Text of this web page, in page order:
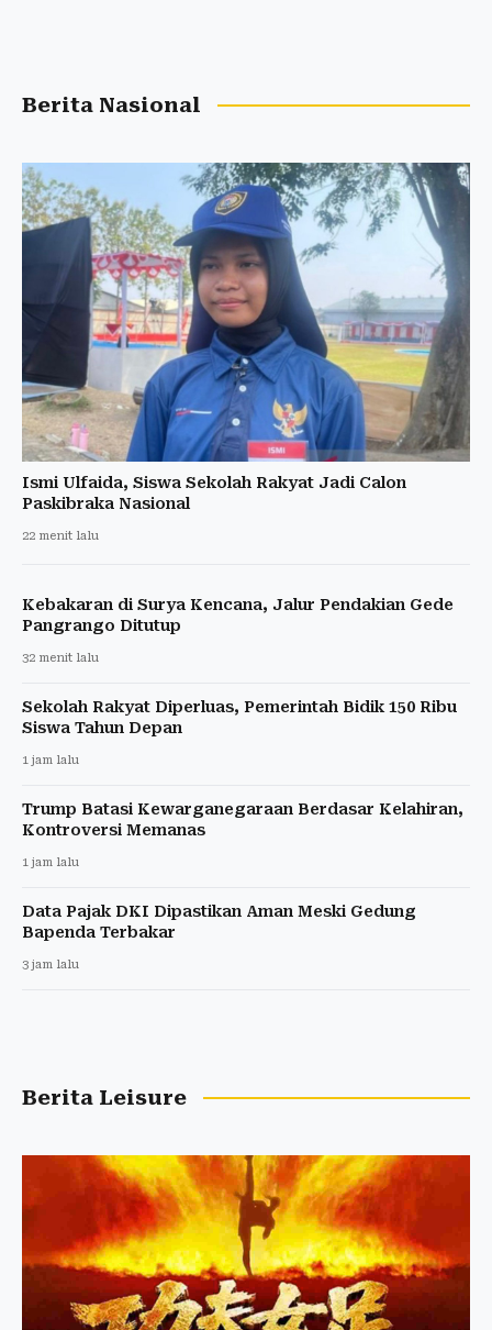
Berita Nasional
Ismi Ulfaida, Siswa Sekolah Rakyat Jadi Calon
Paskibraka Nasional
22 menit lalu
Kebakaran di Surya Kencana, Jalur Pendakian Gede
Pangrango Ditutup
32 menit lalu
Sekolah Rakyat Diperluas, Pemerintah Bidik 150 Ribu
Siswa Tahun Depan
1 jam lalu
Trump Batasi Kewarganegaraan Berdasar Kelahiran,
Kontroversi Memanas
1 jam lalu
Data Pajak DKI Dipastikan Aman Meski Gedung
Bapenda Terbakar
3 jam lalu
Berita Leisure